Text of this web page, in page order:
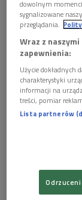
dowolnym
sygnalizowane
przeglądania.
Wraz z
zapewnienia:
Użycie dokładnych
charakterystyki
informacji na
treści, pomiar
Lista partnerów